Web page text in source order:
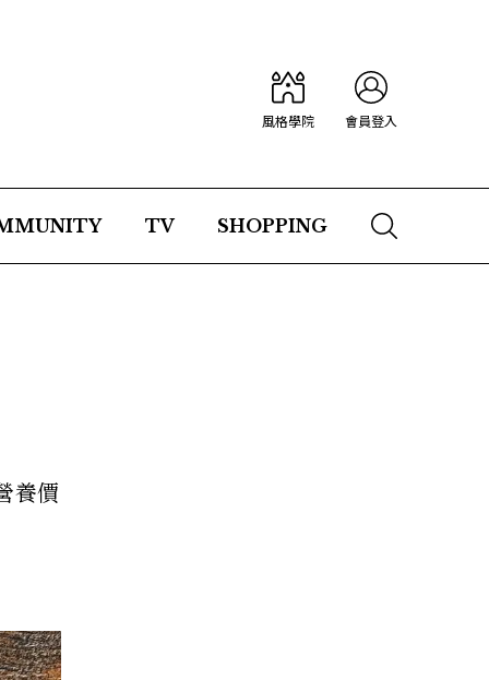
風格學院 會員登入
TV SHOPPING
養價